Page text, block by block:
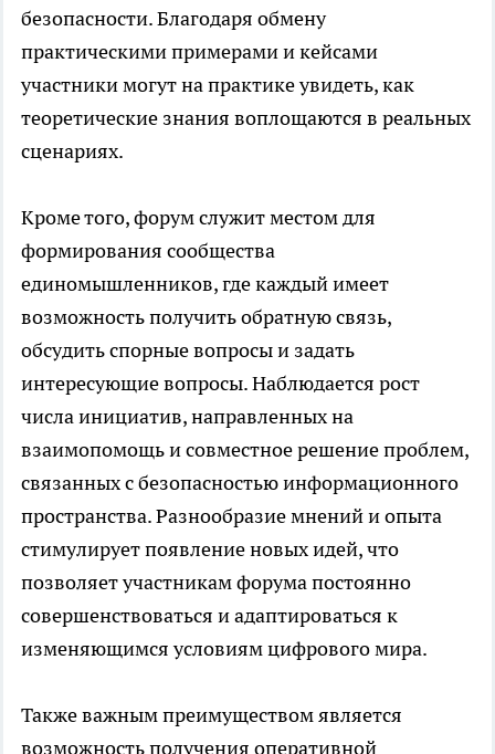
безопасности. Благодаря обмену
практическими примерами и кейсами
участники могут на практике увидеть, как
теоретические знания воплощаются в реальных
сценариях.
Кроме того, форум служит местом для
формирования сообщества
единомышленников, где каждый имеет
возможность получить обратную связь,
обсудить спорные вопросы и задать
интересующие вопросы. Наблюдается рост
числа инициатив, направленных на
взаимопомощь и совместное решение проблем,
связанных с безопасностью информационного
пространства. Разнообразие мнений и опыта
стимулирует появление новых идей, что
позволяет участникам форума постоянно
совершенствоваться и адаптироваться к
изменяющимся условиям цифрового мира.
Также важным преимуществом является
возможность получения оперативной